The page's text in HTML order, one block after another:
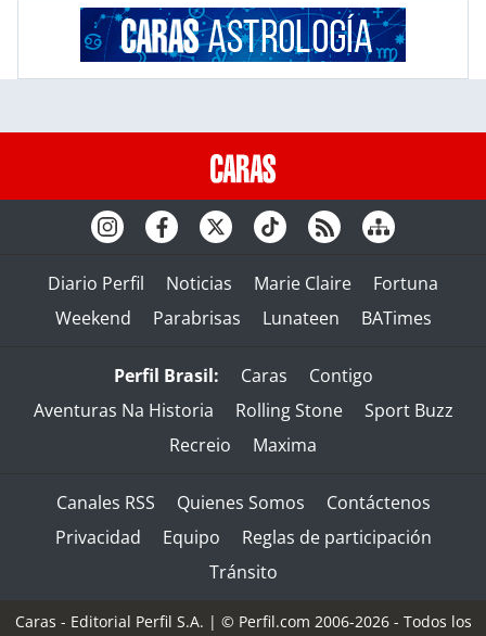
Diario Perfil Noticias Marie Claire
Fortuna
Weekend
Parabrisas Lunateen BATimes
Perfil Brasil: Caras
Contigo
Aventuras Na Historia
Rolling Stone
Sport Buzz
Recreio
Maxima
Canales RSS Quienes Somos
Contáctenos
Privacidad
Equipo
Reglas de participación
Tránsito
Caras - Editorial Perfil S.A. | © Perfil.com 2006-2026 - Todos los